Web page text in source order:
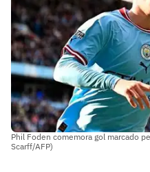
Phil Foden comemora gol marcado
Scarff/AFP)